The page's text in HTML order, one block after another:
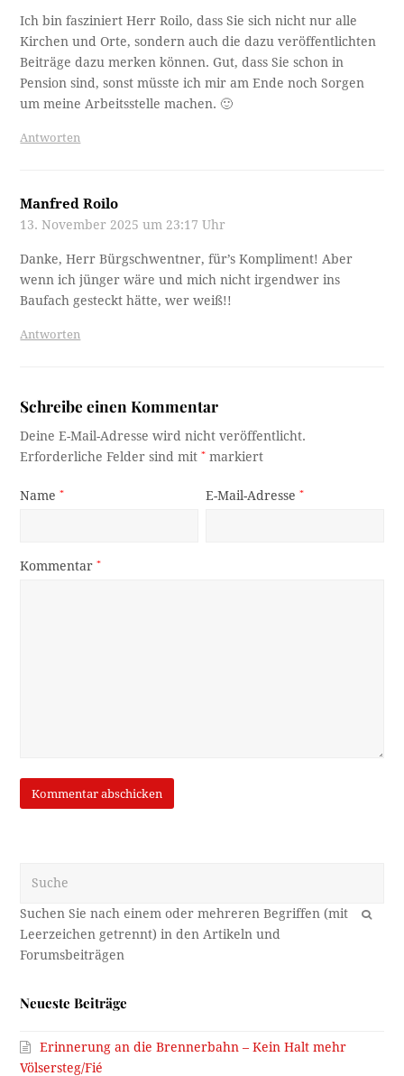
Ich bin fasziniert Herr Roilo, dass Sie sich nicht nur alle
Kirchen und Orte, sondern auch die dazu veröffentlichten
Beiträge dazu merken können. Gut, dass Sie schon in
Pension sind, sonst müsste ich mir am Ende noch Sorgen
um meine Arbeitsstelle machen. 🙂
Antworten
Manfred Roilo
13. November 2025 um 23:17 Uhr
Danke, Herr Bürgschwentner, für’s Kompliment! Aber
wenn ich jünger wäre und mich nicht irgendwer ins
Baufach gesteckt hätte, wer weiß!!
Antworten
Schreibe einen Kommentar
Deine E-Mail-Adresse wird nicht veröffentlicht.
Erforderliche Felder sind mit* markiert
Name* E-Mail-Adresse*
Kommentar*
OK
Neueste Beiträge
Erinnerung an die Brennerbahn – Kein Halt mehr
Völsersteg/Fié